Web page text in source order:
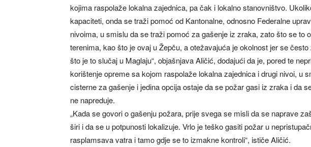
kojima raspolaže lokalna zajednica, pa čak i lokalno stanovništvo.
kapaciteti, onda se traži pomoć od Kantonalne, odnosno Federalne
nivoima, u smislu da se traži pomoć za gašenje iz zraka, zato što se to
terenima, kao što je ovaj u Žepču, a otežavajuća je okolnost jer se
što je to slučaj u Maglaju“, objašnjava Aličić, dodajući da je, pored te
korištenje opreme sa kojom raspolaže lokalna zajednica i drugi nivoi, u
cisterne za gašenje i jedina opcija ostaje da se požar gasi iz zraka i da
ne napreduje.
„Kada se govori o gašenju požara, prije svega se misli da se naprave
širi i da se u potpunosti lokalizuje. Vrlo je teško gasiti požar u
rasplamsava vatra i tamo gdje se to izmakne kontroli“, ističe Aličić.